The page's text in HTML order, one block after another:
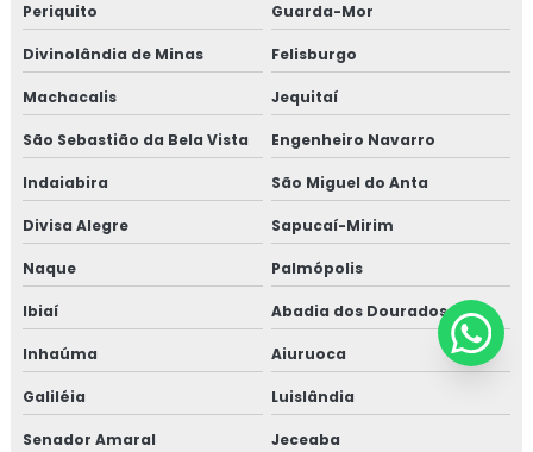
Periquito Guarda-Mor
Divinolândia de Minas Felisburgo
Machacalis Jequitaí
São Sebastião da Bela Vista Engenheiro Navarro
Indaiabira São Miguel do Anta
Divisa Alegre Sapucaí-Mirim
Naque Palmópolis
Ibiaí Abadia dos Dourados
Inhaúma Aiuruoca
Galiléia Luislândia
Senador Amaral Jeceaba